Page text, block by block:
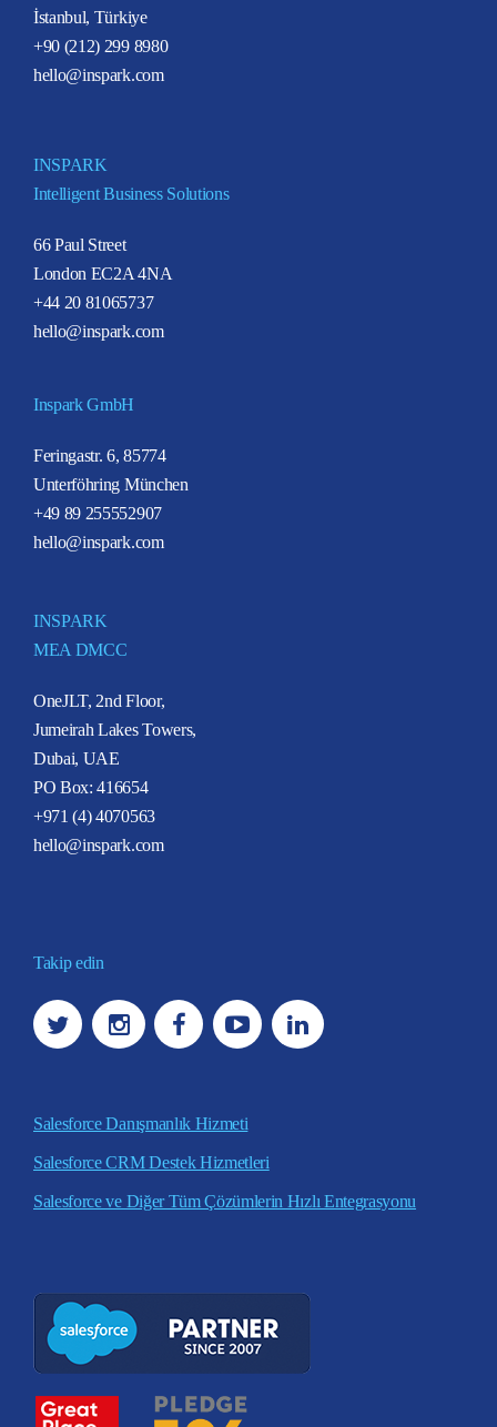
İstanbul, Türkiye
+90 (212) 299 8980
hello@inspark.com
INSPARK
Intelligent Business Solutions
66 Paul Street
London EC2A 4NA
+44 20 81065737
hello@inspark.com
Inspark GmbH
Feringastr. 6, 85774
Unterföhring München
+49 89 255552907
hello@inspark.com
INSPARK
MEA DMCC
OneJLT, 2nd Floor,
Jumeirah Lakes Towers,
Dubai, UAE
PO Box: 416654
+971 (4) 4070563
hello@inspark.com
Takip edin
Salesforce Danışmanlık Hizmeti
Salesforce CRM Destek Hizmetleri
Salesforce ve Diğer Tüm Çözümlerin Hızlı Entegrasyonu